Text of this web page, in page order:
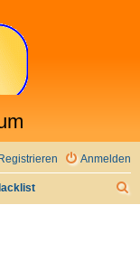
Anmelden
Registrieren